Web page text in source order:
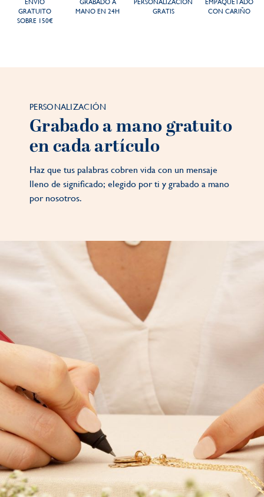
ENVÍO
GRATUITO
SOBRE 150€
GRABADO A
MANO EN 24H
PERSONALIZACIÓN
GRATIS
EMPAQUETADO
CON CARIÑO
PERSONALIZACIÓN
Grabado a mano gratuito
en cada artículo
Haz que tus palabras cobren vida con un mensaje
lleno de significado; elegido por ti y grabado a mano
por nosotros.